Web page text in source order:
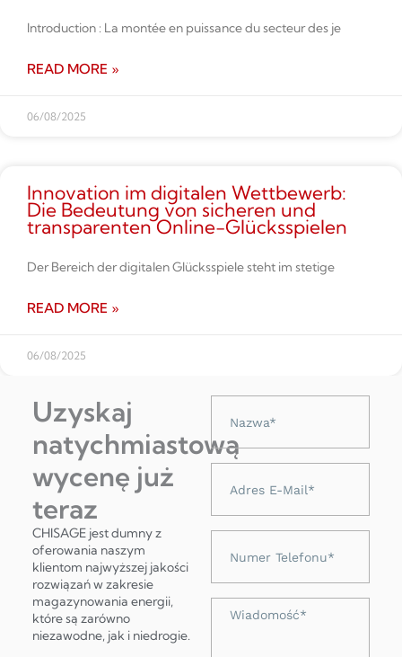
Introduction : La montée en puissance du secteur des je
READ MORE »
06/08/2025
Innovation im digitalen Wettbe­werb:
Die Bedeutung von sicheren und
transparenten Online-Glücksspielen
Der Bereich der digitalen Glücksspiele steht im stetige
READ MORE »
06/08/2025
Uzyskaj
natychmiastową
wycenę już
teraz
CHISAGE jest dumny z
oferowania naszym
klientom najwyższej jakości
rozwiązań w zakresie
magazynowania energii,
które są zarówno
niezawodne, jak i niedrogie.
telefonu